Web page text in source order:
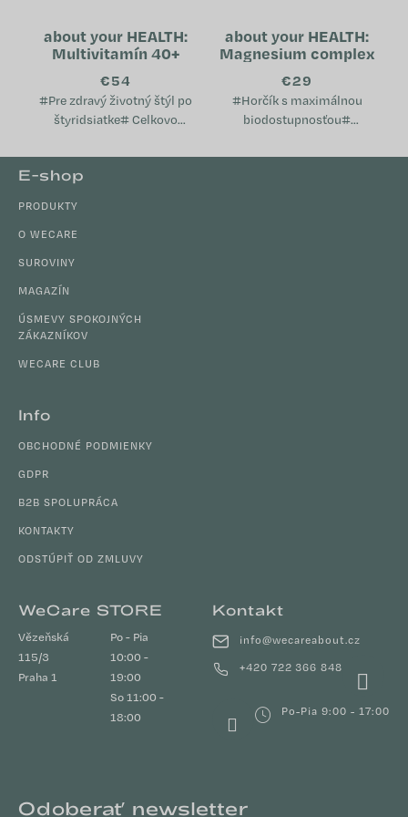
about your HEALTH:
Multivitamín 40+
€54
#Pre zdravý životný štýl po
štyridsiatke# Celkovo
metabolizmu Pomáha
udržiavať psychickú pohodu
about your HEALTH:
Magnesium complex
€29
#Horčík s maximálnou
biodostupnosťou#
sústavu a elektrolytickú
E-shop
PRODUKTY
O WECARE
SUROVINY
MAGAZÍN
ÚSMEVY SPOKOJNÝCH
ZÁKAZNÍKOV
WECARE CLUB
Info
OBCHODNÉ PODMIENKY
GDPR
B2B SPOLUPRÁCA
KONTAKTY
ODSTÚPIŤ OD ZMLUVY
WeCare STORE
Vězeňská
115/3
Praha 1
Po - Pia
10:00 -
19:00
So 11:00 -
18:00
Kontakt
info@wecareabout.cz
+420 722 366 848
Po-Pia 9:00 - 17:00
Odoberať newsletter